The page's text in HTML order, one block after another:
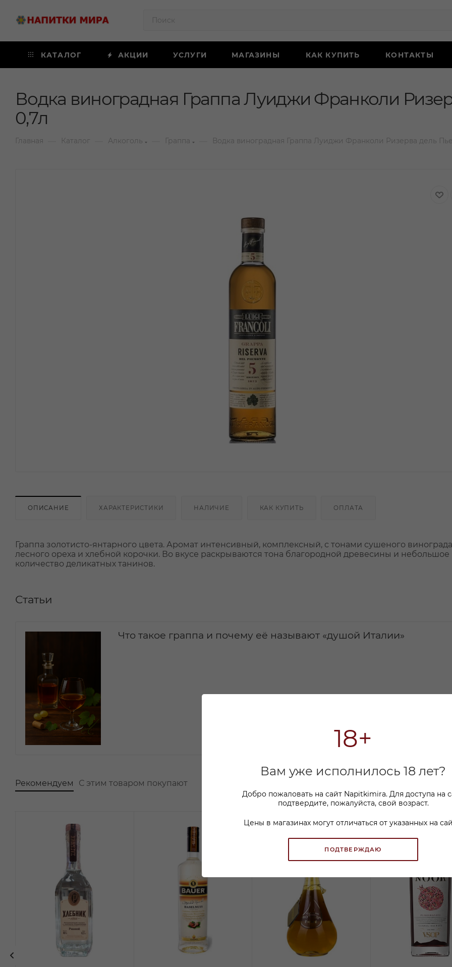
18+
Вам уже исполнилось 18 лет?
Добро пожаловать на сайт Napitkimira. Для доступа на
подтвердите, пожалуйста, свой возраст.
Цены в магазинах могут отличаться от указанных на
ПОДТВЕРЖДАЮ
КАТАЛОГ АКЦИИ УСЛУГИ МАГАЗИНЫ КАК КУПИТЬ КОНТАКТЫ
Водка виноградная Граппа Луиджи Франколи
0,7л
Главная Каталог Алкоголь Граппа Водка виноградная Граппа Луиджи Франколи Ризерва дель
ОПИСАНИЕ ХАРАКТЕРИСТИКИ НАЛИЧИЕ КАК КУПИТЬ ОПЛАТА
Граппа золотисто-янтарного цвета. Аромат интенсивный, комплексный, с тонами сушеного
лесного ореха и хлебной корочки. Во вкусе раскрываются тона благородной древесины и небольшое
количество деликатных танинов.
Статьи
Что такое граппа и почему её называют «душой Италии»
Рекомендуем С этим товаром покупают